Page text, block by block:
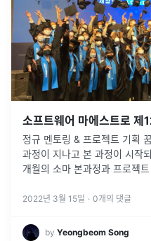
소프트웨어 마에스트로 제
정규 멘토링 & 프로젝트 기획 꿈과 낭만이 가득했던 4, 5월의 예비
과정이 지나고 본 과정이 시작
개월의 소마 본과정과 프로젝
고
2022년 3월 15일 · 0개의 댓글
by Yeongbeom Song